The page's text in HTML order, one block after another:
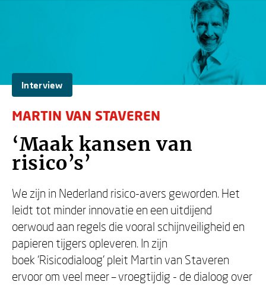
Interview
MARTIN VAN STAVEREN
‘Maak kansen van
risico’s’
We zijn in Nederland risico-avers geworden. Het
leidt tot minder innovatie en een uitdijend
oerwoud aan regels die vooral schijnveiligheid en
papieren tijgers opleveren. In zijn
boek ‘Risicodialoog’ pleit Martin van Staveren
ervoor om veel meer – vroegtijdig - de dialoog over